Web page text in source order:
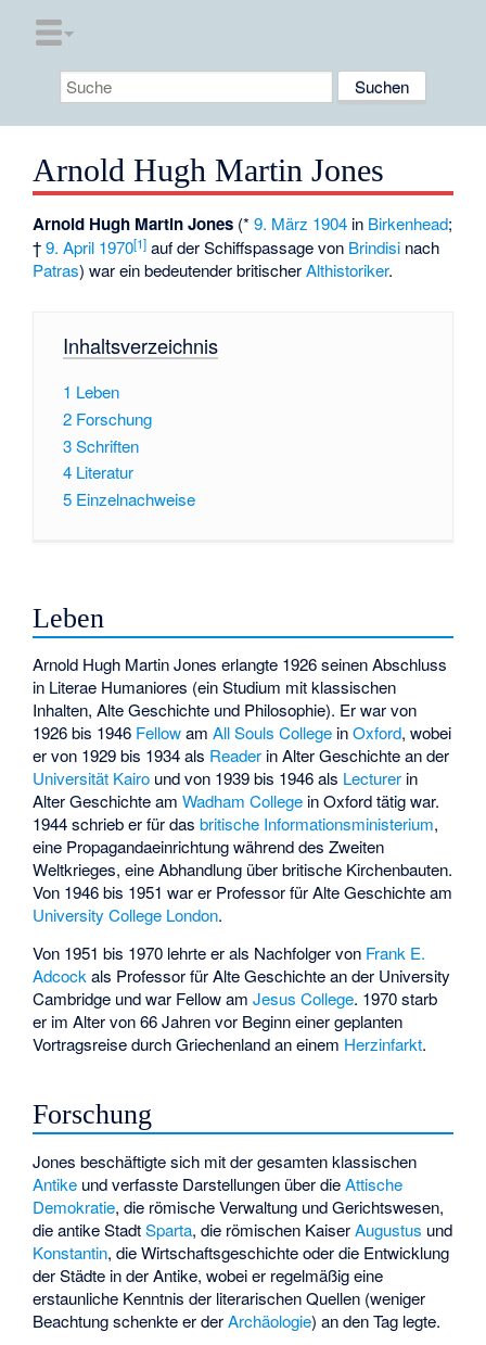
Arnold Hugh Martin Jones
Arnold Hugh Martin Jones (*9. März 1904 in Birkenhead;
†9. April 1970[1] auf der Schiffspassage von Brindisi nach
Patras) war ein bedeutender britischerAlthistoriker.
Inhaltsverzeichnis
1 Leben
2 Forschung
3Schriften
4 Literatur
5 Einzelnachweise
Leben
Arnold Hugh Martin Jones erlangte 1926 seinen Abschluss
in Literae Humaniores (ein Studium mit klassischen
Inhalten, Alte Geschichte und Philosophie). Er war von
1926 bis 1946 FellowamAll Souls College inOxford, wobei
er von 1929 bis 1934 als Reader in Alter Geschichte an der
Universität Kairo und von 1939 bis 1946 als Lecturer in
Alter Geschichte amWadham College in Oxford tätig war.
1944 schrieb er für dasbritische Informationsministerium,
eine Propagandaeinrichtung während des Zweiten
Weltkrieges, eine Abhandlung über britische Kirchenbauten.
Von 1946 bis 1951 war er Professor für Alte Geschichte am
University College London.
Von 1951 bis 1970 lehrte er als Nachfolger von Frank E.
Adcock als Professor für Alte Geschichte an der University
Cambridge und war Fellow amJesus College. 1970 starb
er im Alter von 66 Jahren vor Beginn einer geplanten
Vortragsreise durch Griechenland an einem Herzinfarkt.
Forschung
Jones beschäftigte sich mit der gesamten klassischen
Antike und verfasste Darstellungen über dieAttische
Demokratie, die römische Verwaltung und Gerichtswesen,
die antike StadtSparta, die römischen KaiserAugustus und
Konstantin, die Wirtschaftsgeschichte oder die Entwicklung
der Städte in der Antike, wobei er regelmäßig eine
erstaunliche Kenntnis der literarischen Quellen (weniger
Beachtung schenkte er derArchäologie) an den Tag legte.